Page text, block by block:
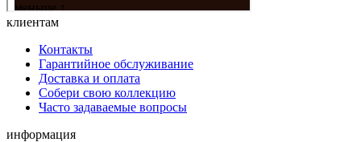
клиентам
Контакты
Гарантийное обслуживание
Доставка и оплата
Собери свою коллекцию
Часто задаваемые вопросы
информация